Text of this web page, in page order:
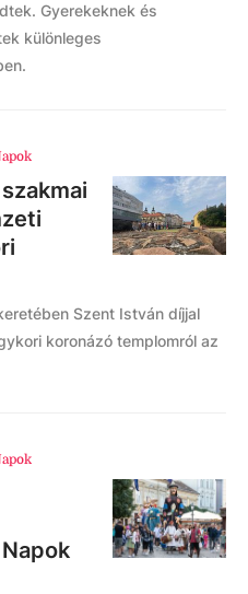
Gyerekeknek és
különleges
Szent István díjjal
koronázó templomról az